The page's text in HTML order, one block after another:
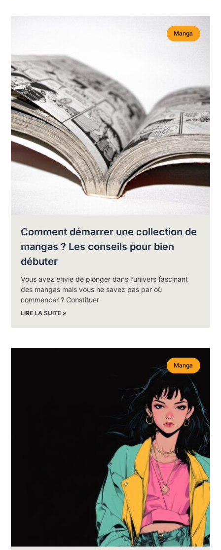
Manga
Comment démarrer une collection de
mangas ? Les conseils pour bien
débuter
Vous avez envie de plonger dans l’univers fascinant
des mangas mais vous ne savez pas par où
commencer ? Constituer
LIRE LA SUITE »
Manga